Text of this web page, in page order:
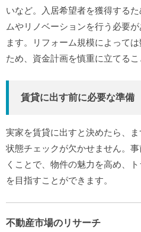
いなど。入居希望者を獲得する
ムやリノベーションを行う必要
ます。リフォーム規模によって
ため、資金計画を慎重に立てるこ
賃貸に出す前に必要な準備
実家を賃貸に出すと決めたら、
状態チェックが欠かせません。
くことで、物件の魅力を高め、
を目指すことができます。
不動産市場のリサーチ